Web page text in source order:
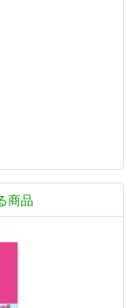
商品